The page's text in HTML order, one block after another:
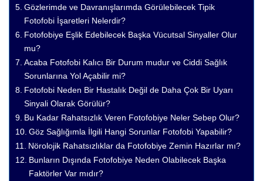
Gözlerimde ve Davranışlarımda Görülebilecek Tipik
Fotofobi İşaretleri Nelerdir?
Fotofobiye Eşlik Edebilecek Başka Vücutsal Sinyaller Olur
mu?
Acaba Fotofobi Kalıcı Bir Durum mudur ve Ciddi Sağlık
Sorunlarına Yol Açabilir mi?
Fotofobi Neden Bir Hastalık Değil de Daha Çok Bir Uyarı
Sinyali Olarak Görülür?
Bu Kadar Rahatsızlık Veren Fotofobiye Neler Sebep Olur?
Göz Sağlığımla İlgili Hangi Sorunlar Fotofobi Yapabilir?
Nörolojik Rahatsızlıklar da Fotofobiye Zemin Hazırlar mı?
Bunların Dışında Fotofobiye Neden Olabilecek Başka
Faktörler Var mıdır?